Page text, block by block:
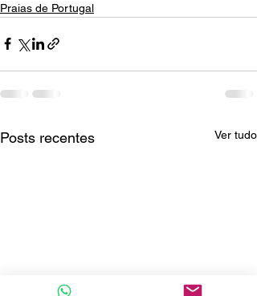
Praias de Portugal
Posts recentes Ver tudo